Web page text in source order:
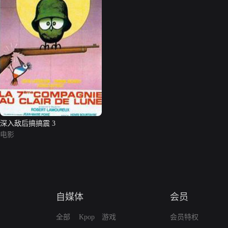
深入敌后搞搞震 3
电影
自媒体
全部 Kpop 游戏
会员
会员特权